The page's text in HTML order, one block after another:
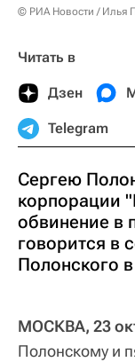
© РИА Новости / Илья
Читать в
Дзен
Telegram
Сергею
корпорации
обвинение в
говорится в
Полонского
МОСКВА, 23
Полонскому и